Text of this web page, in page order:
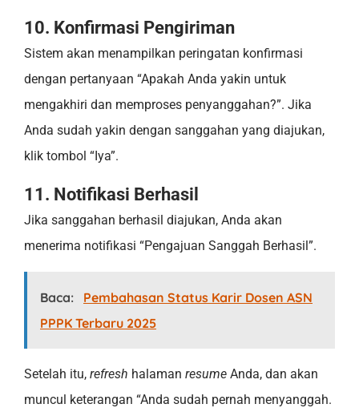
10. Konfirmasi Pengiriman
Sistem akan menampilkan peringatan konfirmasi
dengan pertanyaan “Apakah Anda yakin untuk
mengakhiri dan memproses penyanggahan?”. Jika
Anda sudah yakin dengan sanggahan yang diajukan,
klik tombol “Iya”.
11. Notifikasi Berhasil
Jika sanggahan berhasil diajukan, Anda akan
menerima notifikasi “Pengajuan Sanggah Berhasil”.
Baca:
Pembahasan Status Karir Dosen ASN
PPPK Terbaru 2025
Setelah itu, refresh halaman resume Anda, dan akan
muncul keterangan “Anda sudah pernah menyanggah.